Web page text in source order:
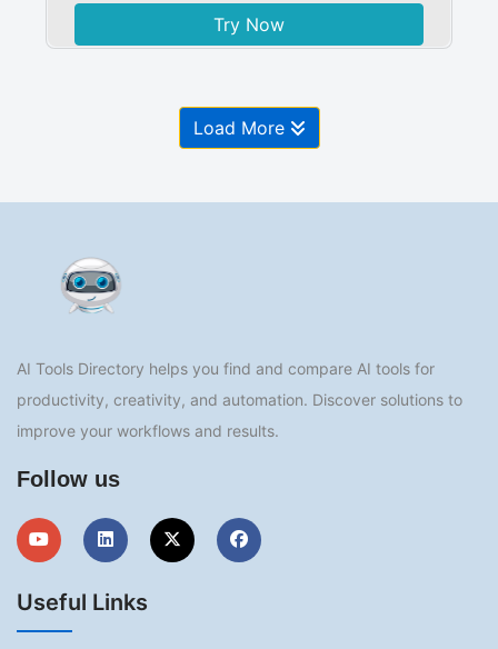
Try Now
Load More
AI Tools Directory helps you find and compare AI tools for
productivity, creativity, and automation. Discover solutions to
improve your workflows and results.
Follow us
Useful Links